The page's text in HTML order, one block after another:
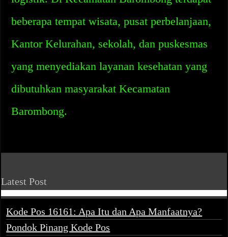
beberapa tempat wisata, pusat perbelanjaan,
Kantor Kelurahan, sekolah, dan puskesmas
yang menyediakan layanan kesehatan yang
dibutuhkan masyarakat Kecamatan
Barombong.
Latest Post
Kode Pos 16161: Apa Itu dan Apa Manfaatnya?
Pondok Pinang Kode Pos